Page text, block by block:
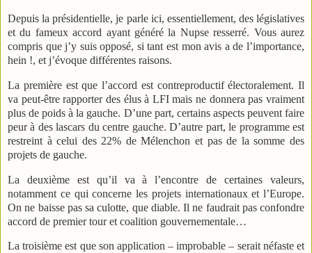
Depuis la présidentielle, je parle ici, essentiellement, des législatives
et du fameux accord ayant généré la Nupse resserré. Vous aurez
compris que j’y suis opposé, si tant est mon avis a de l’importance,
hein !, et j’évoque différentes raisons.
La première est que l’accord est contreproductif électoralement. Il
va peut-être rapporter des élus à LFI mais ne donnera pas vraiment
plus de poids à la gauche. D’une part, certains aspects peuvent faire
peur à des lascars du centre gauche. D’autre part, le programme est
restreint à celui des 22% de Mélenchon et pas de la somme des
projets de gauche.
La deuxième est qu’il va à l’encontre de certaines valeurs,
notamment ce qui concerne les projets internationaux et l’Europe.
On ne baisse pas sa culotte, que diable. Il ne faudrait pas confondre
accord de premier tour et coalition gouvernementale…
La troisième est que son application – improbable – serait néfaste et